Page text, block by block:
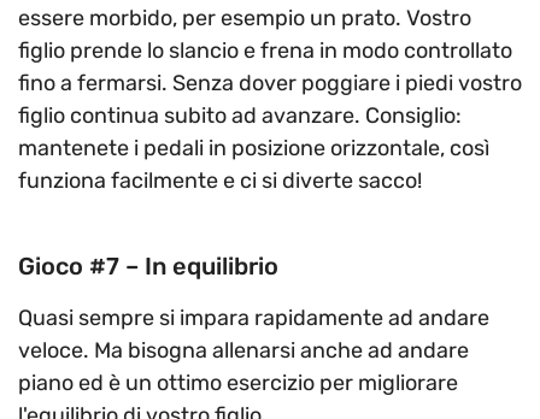
essere morbido, per esempio un prato. Vostro
figlio prende lo slancio e frena in modo controllato
fino a fermarsi. Senza dover poggiare i piedi vostro
figlio continua subito ad avanzare. Consiglio:
mantenete i pedali in posizione orizzontale, così
funziona facilmente e ci si diverte sacco!
Gioco #7 – In equilibrio
Quasi sempre si impara rapidamente ad andare
veloce. Ma bisogna allenarsi anche ad andare
piano ed è un ottimo esercizio per migliorare